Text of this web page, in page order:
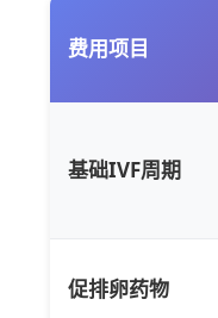
费用项目
基础IVF周期
促排卵药物